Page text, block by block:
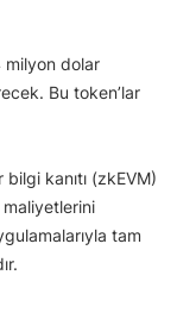
milyon dolar
Bu token’lar
kanıtı (zkEVM)
maliyetlerini
tam